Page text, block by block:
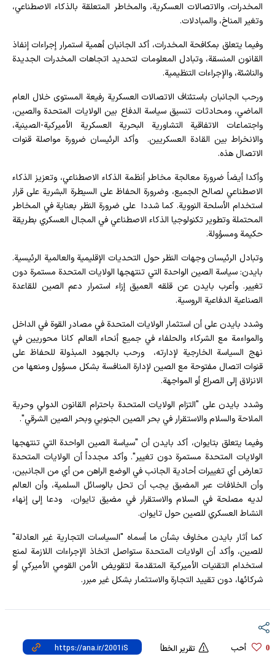
المخدرات، والاتصالات العسكرية، والمخاطر المتعلقة بالذكاء الاصطناعي،
وتغير المناخ، والمبادلات.
وفيما يتعلق بمكافحة المخدرات، أكد الجانبان أهمية استمرار إجراءات إنفاذ
القانون المنسقة، وتبادل المعلومات لتحديد اتجاهات المخدرات الجديدة
والناشئة، والإجراءات التنظيمية.
ورحب الجانبان باستئناف الاتصالات العسكرية رفيعة المستوى خلال العام
الماضي، ومحادثات تنسيق سياسة الدفاع بين الولايات المتحدة والصين،
واجتماعات الاتفاقية التشاورية البحرية العسكرية الأميركية-الصينية،
والانخراط بين القادة العسكريين. وأكد الرئيسان ضرورة مواصلة قنوات
الاتصال هذه.
وأكدا أيضاً ضرورة معالجة مخاطر أنظمة الذكاء الاصطناعي، وتعزيز الذكاء
الاصطناعي لصالح الجميع، وضرورة الحفاظ على السيطرة البشرية على قرار
استخدام الأسلحة النووية. كما شددا على ضرورة النظر بعناية في المخاطر
المحتملة وتطوير تكنولوجيا الذكاء الاصطناعي في المجال العسكري بطريقة
حكيمة ومسؤولة.
وتبادل الرئيسان وجهات النظر حول التحديات الإقليمية والعالمية الرئيسية.
بايدن: سياسة الصين الواحدة التي تنتهجها الولايات المتحدة مستمرة دون
تغيير. وأعرب بايدن عن قلقه العميق إزاء استمرار دعم الصين للقاعدة
الصناعية الدفاعية الروسية.
وشدد بايدن على أن استثمار الولايات المتحدة في مصادر القوة في الداخل
والمواءمة مع الشركاء والحلفاء في جميع أنحاء العالم كانا محوريين في
نهج السياسة الخارجية لإدارته، ورحب بالجهود المبذولة للحفاظ على
قنوات اتصال مفتوحة مع الصين لإدارة المنافسة بشكل مسؤول ومنعها من
الانزلاق إلى الصراع أو المواجهة.
وشدد بايدن على "التزام الولايات المتحدة باحترام القانون الدولي وحرية
الملاحة والسلام والاستقرار في بحر الصين الجنوبي وبحر الصين الشرقي".
وفيما يتعلق بتايوان، أكد بايدن أن "سياسة الصين الواحدة التي تنتهجها
الولايات المتحدة مستمرة دون تغيير". وأكد مجدداً أن الولايات المتحدة
تعارض أي تغييرات أحادية الجانب في الوضع الراهن من أي من الجانبين،
وأن الخلافات عبر المضيق يجب أن تحل بالوسائل السلمية، وأن العالم
لديه مصلحة في السلام والاستقرار في مضيق تايوان، ودعا إلى إنهاء
النشاط العسكري للصين حول تايوان.
كما أثار بايدن مخاوف بشأن ما أسماه "السياسات التجارية غير العادلة"
للصين، وأكد أن الولايات المتحدة ستواصل اتخاذ الإجراءات اللازمة لمنع
استخدام التقنيات الأميركية المتقدمة لتقويض الأمن القومي الأميركي أو
شركائها، دون تقييد التجارة والاستثمار بشكل غير مبرر.
0 أحب تقرير الخطأ